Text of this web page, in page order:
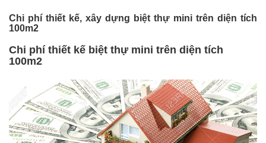
Chi phí thiết kế, xây dựng biệt thự mini trên diện tích
100m2
Chi phí thiết kế biệt thự mini trên diện tích
100m2